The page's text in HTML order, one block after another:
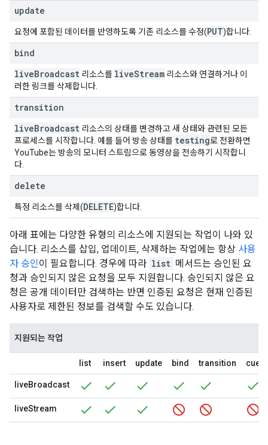
update
요청에 포함된 데이터를 반영하도록 기존 리소스를 수정(PUT)합니다.
bind
liveBroadcast 리소스를 liveStream 리소스와 연결하거나 이
러한 링크를 삭제합니다.
transition
liveBroadcast 리소스의 상태를 변경하고 새 상태와 관련된 모든
프로세스를 시작합니다. 예를 들어 방송 상태를 testing로 전환하면
YouTube는 방송의 모니터 스트림으로 동영상을 전송하기 시작합니
다.
delete
특정 리소스를 삭제(DELETE)합니다.
아래 표에는 다양한 유형의 리소스에 지원되는 작업이 나와 있
습니다. 리소스를 삽입, 업데이트, 삭제하는 작업에는 항상 사용
자 승인이 필요합니다. 경우에 따라 list 메서드는 승인된 요
청과 승인되지 않은 요청을 모두 지원합니다. 승인되지 않은 요
청은 공개 데이터만 검색하는 반면 인증된 요청은 현재 인증된
사용자로 제한된 정보를 검색할 수도 있습니다.
지원되는 작업
list insert update bind transition
liveBroadcast
liveStream